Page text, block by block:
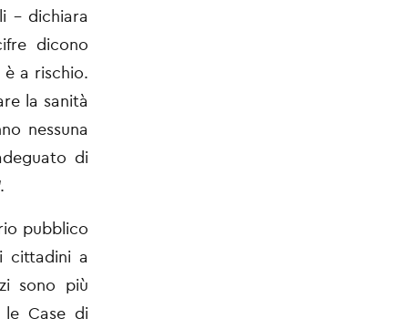
– dichiara
dicono
a rischio.
la sanità
nessuna
di
pubblico
cittadini a
sono più
le Case di